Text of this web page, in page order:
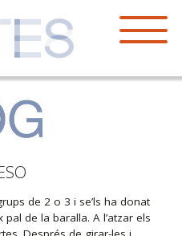
de 2 o 3 i se’ls ha donat
pal de la baralla. A l’atzar els